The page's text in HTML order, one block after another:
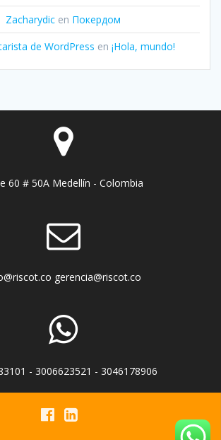
Zacharydicen Покердом
de WordPress en ¡Hola, mundo!
60 # 50A Medellín - Colombia
gerencia@riscot.co
- 3006623521 - 3046178906